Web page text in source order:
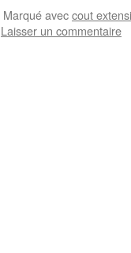
Marqué aveccout
Laisser un commentaire